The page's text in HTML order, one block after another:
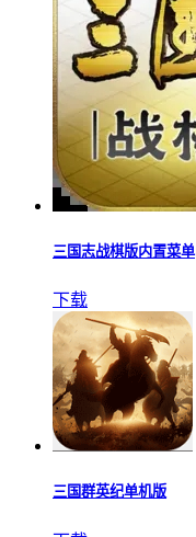
三国志战棋版内置菜单
下载
三国群英纪单机版